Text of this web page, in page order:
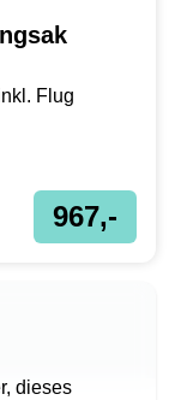
Flug
967,-
dieses